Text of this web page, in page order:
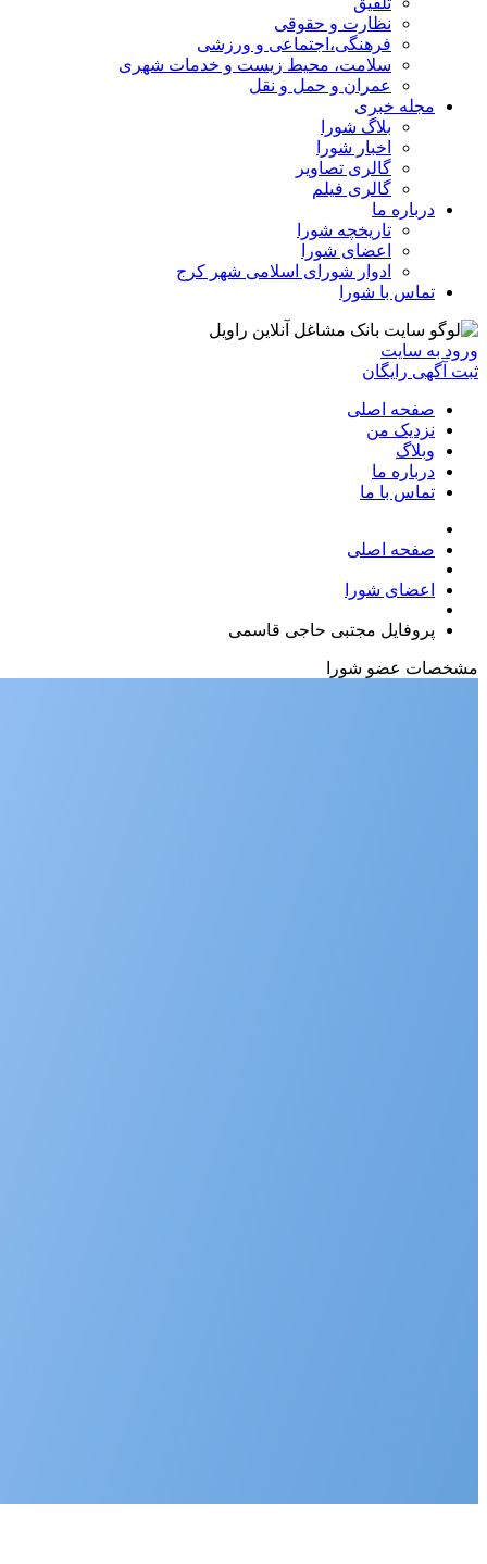
نظارت و حقوقی
فرهنگی،اجتماعی و ورزشی
سلامت، محیط زیست و خدمات شهری
عمران و حمل و نقل
مجله خبری
بلاگ شورا
اخبار شورا
گالری تصاویر
گالری فیلم
درباره ما
تاریخچه شورا
اعضای شورا
ادوار شورای اسلامی شهر کرج
تماس با شورا
ورود به سایت
ثبت آگهی رایگان
صفحه اصلی
نزدیک من
وبلاگ
درباره ما
تماس با ما
صفحه اصلی
اعضای شورا
پروفایل مجتبی حاجی قاسمی
مشخصات عضو شورا